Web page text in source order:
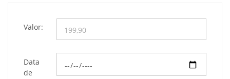
Valor:
Data
de